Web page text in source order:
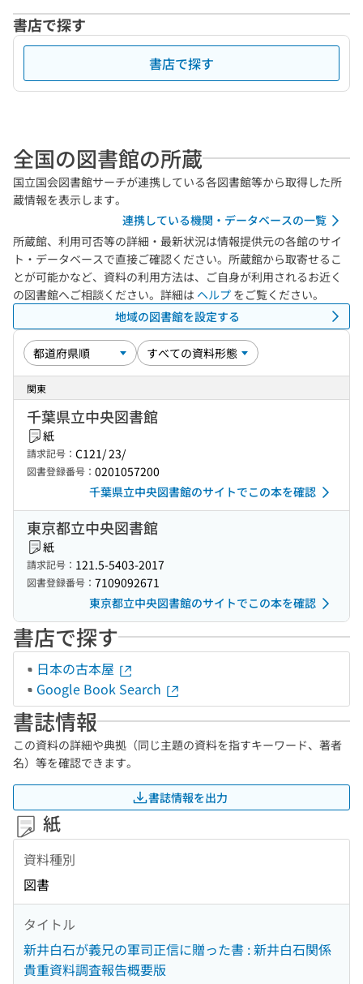
書店で探す
書店で探す
全国の図書館の所蔵
国立国会図書館サーチが連携している各図書館等から取得した所
蔵情報を表示します。
連携している機関・データベースの一覧
所蔵館、利用可否等の詳細・最新状況は情報提供元の各館のサイ
ト・データベースで直接ご確認ください。所蔵館から取寄せるこ
とが可能かなど、資料の利用方法は、ご自身が利用されるお近く
の図書館へご相談ください。詳細は ヘルプ をご覧ください。
地域の図書館を設定する
関東
千葉県立中央図書館
紙
請求記号： C121/ 23/
図書登録番号： 0201057200
千葉県立中央図書館のサイトでこの本を確認
東京都立中央図書館
紙
請求記号： 121.5-5403-2017
図書登録番号： 7109092671
東京都立中央図書館のサイトでこの本を確認
書店で探す
日本の古本屋
Google Book Search
書誌情報
この資料の詳細や典拠（同じ主題の資料を指すキーワード、著者
名）等を確認できます。
書誌情報を出力
紙
資料種別
図書
タイトル
新井白石が義兄の軍司正信に贈った書 : 新井白石関係
貴重資料調査報告概要版